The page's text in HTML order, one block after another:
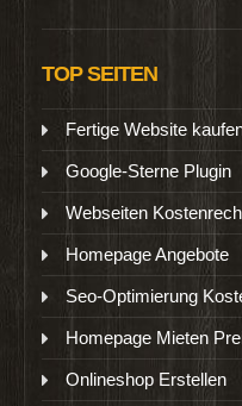
TOP SEITEN
Fertige Website
Google-Sterne Plugin
Webseiten
Homepage Angebote
Seo-Optimierung
Homepage Mieten
Onlineshop Erstellen